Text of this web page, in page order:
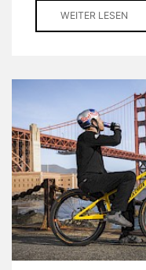
WEITER LESEN